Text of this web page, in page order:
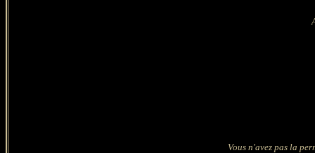
Vous n'avez pas la